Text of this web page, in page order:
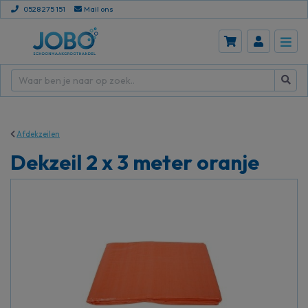
0528 275 151 Mail ons
Afdekzeilen
Dekzeil 2 x 3 meter oranje